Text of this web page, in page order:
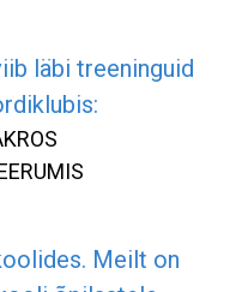
läbi treeninguid
Meilt on